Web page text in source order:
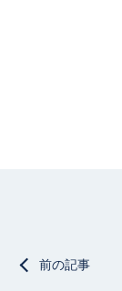
前の記事